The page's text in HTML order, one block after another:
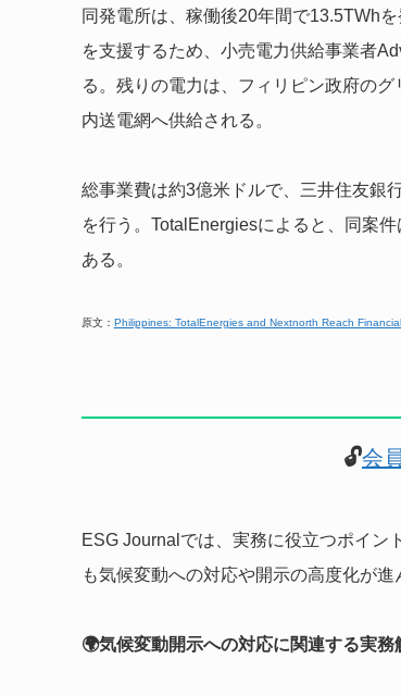
同発電所は、稼働後20年間で13.5TWh
を支援するため、小売電力供給事業者
る。残りの電力は、フィリピン政府の
内送電網へ供給される。
総事業費は約3億米ドルで、三井住友銀
を行う。TotalEnergiesによると、同案
ある。
原文： Philippines: TotalEnergies and Nextnorth Reach
🔓会
ESG Journalでは、実務に役立つポイン
も気候変動への対応や開示の高度化が
🌍気候変動開示への対応に関連する実務